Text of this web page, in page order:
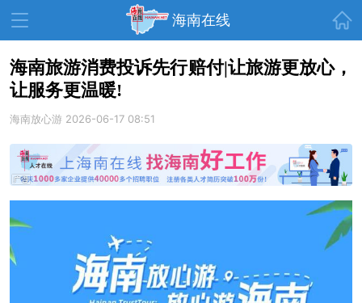
海南在线
资讯中心 热点
教育 健康 房产
生活
走读海南 周末去哪儿
天涯企服
海南旅游消费投诉先行赔付|让旅游更放心，
让服务更温暖!
海南放心游 2026-06-17 08:51